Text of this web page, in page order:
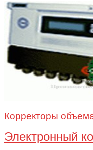
Корректоры
Электронный